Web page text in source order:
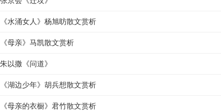
《水涌女人》杨旭昉散文赏析
《母亲》马凯散文赏析
朱以撒《问道》
《湖边少年》胡兵想散文赏析
《母亲的衣橱》君竹散文赏析